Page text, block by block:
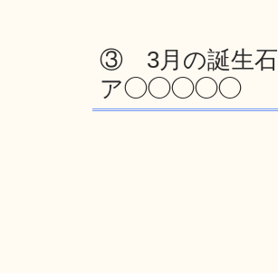
③ 3月の誕生石
ア◯◯◯◯◯